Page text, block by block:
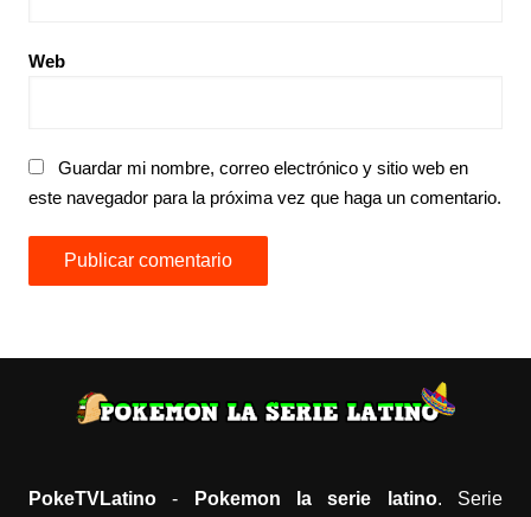
Web
Guardar mi nombre, correo electrónico y sitio web en
este navegador para la próxima vez que haga un comentario.
PokeTVLatino- Pokemon la serie latino. Serie